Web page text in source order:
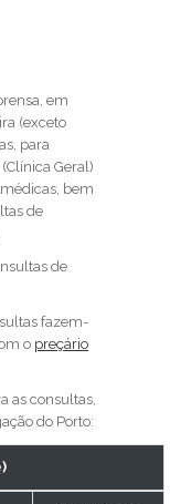
em
(exceto
para
Geral)
bem
de
de
fazem-
o preçário
as consultas,
do Porto: